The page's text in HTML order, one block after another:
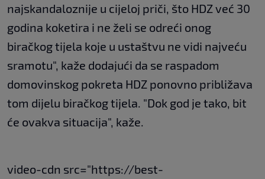
najskandaloznije u cijeloj priči, što HDZ već 30
godina koketira i ne želi se odreći onog
biračkog tijela koje u ustaštvu ne vidi najveću
sramotu", kaže dodajući da se raspadom
domovinskog pokreta HDZ ponovno približava
tom dijelu biračkog tijela. "Dok god je tako, bit
će ovakva situacija", kaže.
video-cdn src="https://best-